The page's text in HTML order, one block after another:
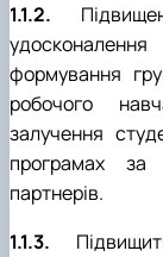
1.1.2.
формування
робочого
залучення
програмах за
партнерів.
1.1.3.